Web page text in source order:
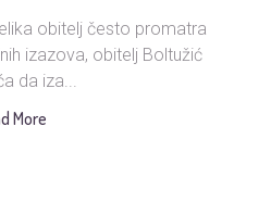
obitelj često promatra
izazova, obitelj Boltužić
da iza...
More